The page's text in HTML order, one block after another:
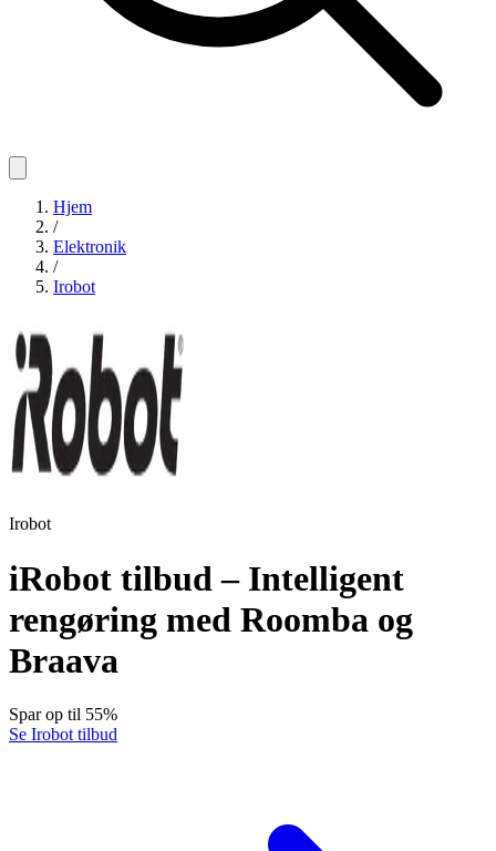
Hjem
/
Elektronik
/
Irobot
Irobot
iRobot tilbud – Intelligent
rengøring med Roomba og
Braava
Spar op til 55%
Se Irobot tilbud